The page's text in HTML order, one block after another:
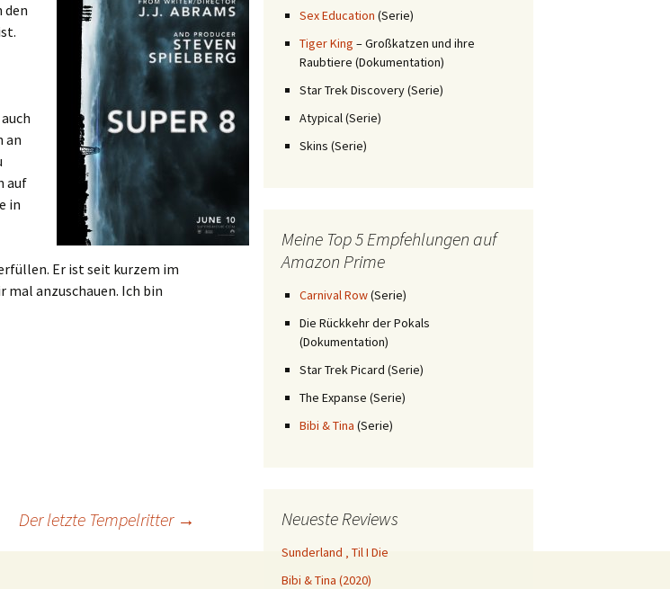
den
an
auf
in
Er ist seit kurzem im
mal anzuschauen. Ich bin
Der letzte Tempelritter →
Sex Education (Serie)
Tiger King – Großkatzen und ihre
Raubtiere (Dokumentation)
Star Trek Discovery (Serie)
Atypical (Serie)
Skins (Serie)
Meine Top 5 Empfehlungen auf
Amazon Prime
Carnival Row(Serie)
Die Rückkehr der Pokals
(Dokumentation)
Star Trek Picard (Serie)
The Expanse (Serie)
Bibi & Tina (Serie)
Neueste Reviews
Sunderland ‚ Til I Die
Bibi & Tina (2020)